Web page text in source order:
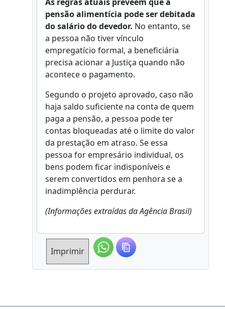
pensão alimentícia pode ser debitada
do salário do devedor. No entanto, se
a pessoa não tiver vínculo
empregatício formal, a beneficiária
precisa acionar a Justiça quando não
acontece o pagamento.
Segundo o projeto aprovado, caso não
haja saldo suficiente na conta de quem
paga a pensão, a pessoa pode ter
contas bloqueadas até o limite do valor
da prestação em atraso. Se essa
pessoa for empresário individual, os
bens podem ficar indisponíveis e
serem convertidos em penhora se a
inadimplência perdurar.
(Informações extraídas da Agência Brasil)
Imprimir